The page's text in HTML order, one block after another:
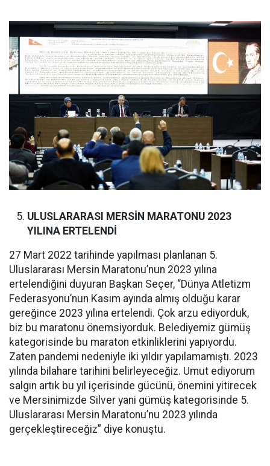
ULUSLARARASI MERSİN MARATONU 2023
YILINA ERTELENDİ
27 Mart 2022 tarihinde yapılması planlanan 5.
Uluslararası Mersin Maratonu’nun 2023 yılına
ertelendiğini duyuran Başkan Seçer, “Dünya Atletizm
Federasyonu’nun Kasım ayında almış olduğu karar
gereğince 2023 yılına ertelendi. Çok arzu ediyorduk,
biz bu maratonu önemsiyorduk. Belediyemiz gümüş
kategorisinde bu maraton etkinliklerini yapıyordu.
Zaten pandemi nedeniyle iki yıldır yapılamamıştı. 2023
yılında bilahare tarihini belirleyeceğiz. Umut ediyorum
salgın artık bu yıl içerisinde gücünü, önemini yitirecek
ve Mersinimizde Silver yani gümüş kategorisinde 5.
Uluslararası Mersin Maratonu’nu 2023 yılında
gerçekleştireceğiz” diye konuştu.